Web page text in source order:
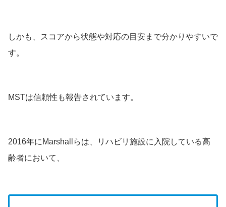
しかも、スコアから状態や対応の目安まで分かりやすいで
す。
MSTは信頼性も報告されています。
2016年にMarshallらは、リハビリ施設に入院している高
齢者において、